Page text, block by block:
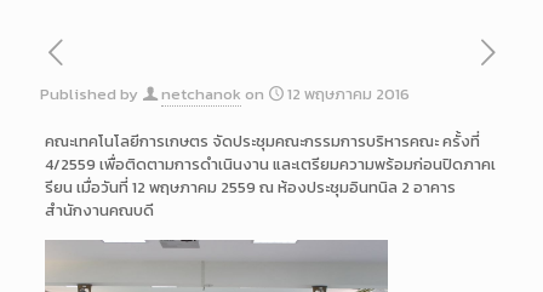
Published by netchanok on 12 พฤษภาคม 2016
คณะเทคโนโลยีการเกษตร จัดประชุมคณะกรรมการบริหารคณะ ครั้งที่
4/2559 เพื่อติดตามการดำเนินงาน และเตรียมความพร้อมก่อนปิดภาคเ
รียน เมื่อวันที่ 12 พฤษภาคม 2559 ณ ห้องประชุมอินทนิล 2 อาคาร
สำนักงานคณบดี